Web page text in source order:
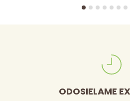
ODOSIELAME